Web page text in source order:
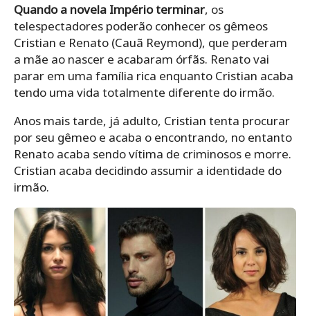
Quando a novela Império terminar, os
telespectadores poderão conhecer os gêmeos
Cristian e Renato (Cauã Reymond), que perderam
a mãe ao nascer e acabaram órfãs. Renato vai
parar em uma família rica enquanto Cristian acaba
tendo uma vida totalmente diferente do irmão.
Anos mais tarde, já adulto, Cristian tenta procurar
por seu gêmeo e acaba o encontrando, no entanto
Renato acaba sendo vítima de criminosos e morre.
Cristian acaba decidindo assumir a identidade do
irmão.